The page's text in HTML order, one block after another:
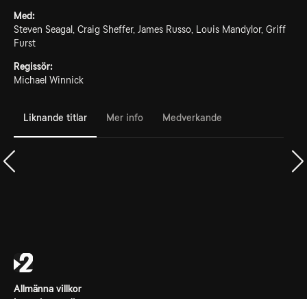
Med:
Steven Seagal, Craig Sheffer, James Russo, Louis Mandylor, Griff
Furst
Regissör:
Michael Winnick
Liknande titlar Mer info Medverkande
Allmänna villkor